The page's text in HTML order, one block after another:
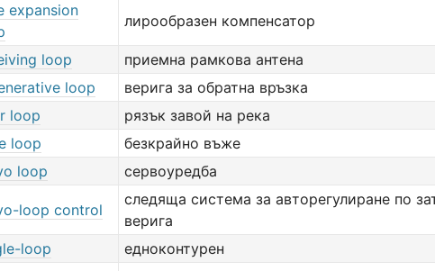
expansion
лирообразен компенсатор
loop
приемна рамкова антена
loop
верига за обратна връзка
loop
рязък завой на река
loop
безкрайно въже
loop сервоуредба
loop control
следяща система за авторегулиране по
верига
loop
едноконтурен